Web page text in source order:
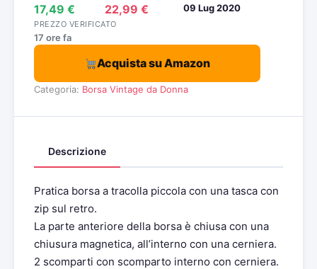
17,49 € 22,99 € 09 Lug 2020
PREZZO VERIFICATO
17 ore fa
Acquista su Amazon
Categoria: Borsa Vintage da Donna
Descrizione
Pratica borsa a tracolla piccola con una tasca con
zip sul retro.
La parte anteriore della borsa è chiusa con una
chiusura magnetica, all’interno con una cerniera.
2 scomparti con scomparto interno con cerniera.